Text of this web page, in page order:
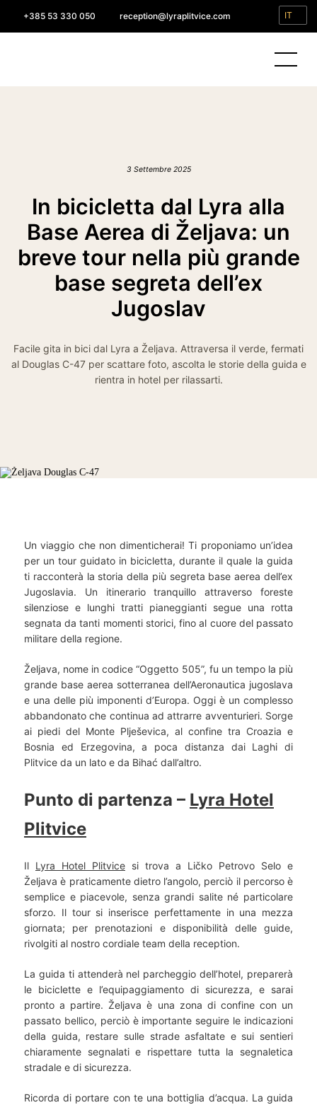
IT
+385 53 330 050 reception@lyraplitvice.com
3 Settembre 2025
In bicicletta dal Lyra alla
Base Aerea di Željava: un
breve tour nella più grande
base segreta dell’ex
Jugoslav
Facile gita in bici dal Lyra a Željava. Attraversa il verde, fermati
al Douglas C-47 per scattare foto, ascolta le storie della guida e
rientra in hotel per rilassarti.
Un viaggio che non dimenticherai! Ti proponiamo un’idea
per un tour guidato in bicicletta, durante il quale la guida
ti racconterà la storia della più segreta base aerea dell’ex
Jugoslavia. Un itinerario tranquillo attraverso foreste
silenziose e lunghi tratti pianeggianti segue una rotta
segnata da tanti momenti storici, fino al cuore del passato
militare della regione.
Željava, nome in codice “Oggetto 505”, fu un tempo la più
grande base aerea sotterranea dell’Aeronautica jugoslava
e una delle più imponenti d’Europa. Oggi è un complesso
abbandonato che continua ad attrarre avventurieri. Sorge
ai piedi del Monte Plješevica, al confine tra Croazia e
Bosnia ed Erzegovina, a poca distanza dai Laghi di
Plitvice da un lato e da Bihać dall’altro.
Punto di partenza – Lyra Hotel
Plitvice
Il Lyra Hotel Plitvice si trova a Ličko Petrovo Selo e
Željava è praticamente dietro l’angolo, perciò il percorso è
semplice e piacevole, senza grandi salite né particolare
sforzo. Il tour si inserisce perfettamente in una mezza
giornata; per prenotazioni e disponibilità delle guide,
rivolgiti al nostro cordiale team della reception.
La guida ti attenderà nel parcheggio dell’hotel, preparerà
le biciclette e l’equipaggiamento di sicurezza, e sarai
pronto a partire. Željava è una zona di confine con un
passato bellico, perciò è importante seguire le indicazioni
della guida, restare sulle strade asfaltate e sui sentieri
chiaramente segnalati e rispettare tutta la segnaletica
stradale e di sicurezza.
Ricorda di portare con te una bottiglia d’acqua. La guida